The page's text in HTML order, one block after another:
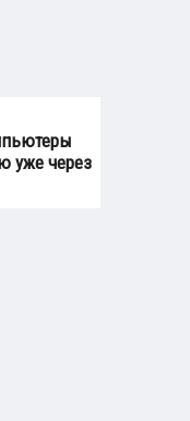
уже через